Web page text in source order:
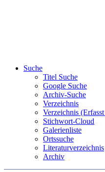
Suche
Titel Suche
Google Suche
Archiv-Suche
Verzeichnis
Verzeichnis
Stichwort-Cloud
Galerienliste
Ortssuche
Literaturverzeichnis
Archiv